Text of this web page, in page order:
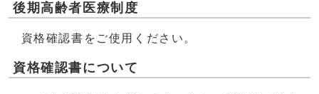
後期高齢者医療制度
資格確認書をご使用ください。
資格確認書について